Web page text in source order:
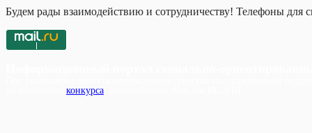
Будем рады взаимодействию и сотрудничеству! Телефоны для
конкурса